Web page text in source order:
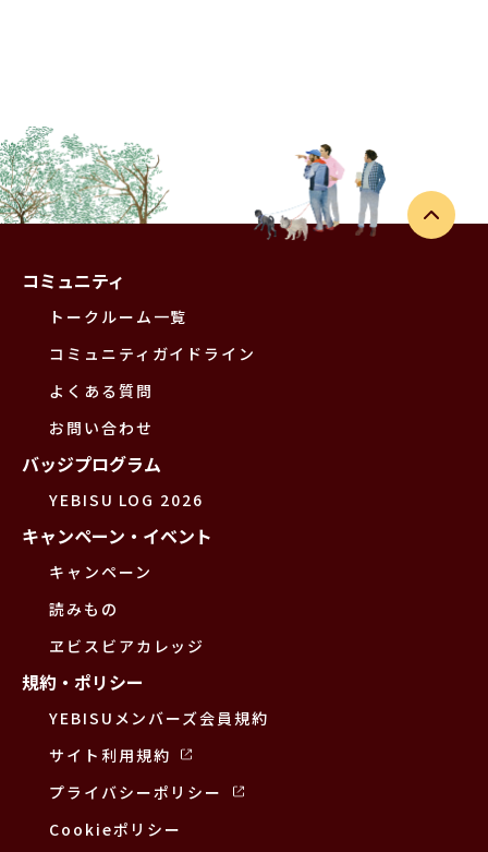
コミュニティ
トークルーム一覧
コミュニティガイドライン
よくある質問
お問い合わせ
バッジプログラム
YEBISU LOG 2026
キャンペーン・イベント
キャンペーン
読みもの
ヱビスビアカレッジ
規約・ポリシー
YEBISUメンバーズ会員規約
サイト利用規約
プライバシーポリシー
Cookieポリシー